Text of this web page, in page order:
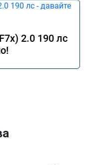
2.0 190 лс